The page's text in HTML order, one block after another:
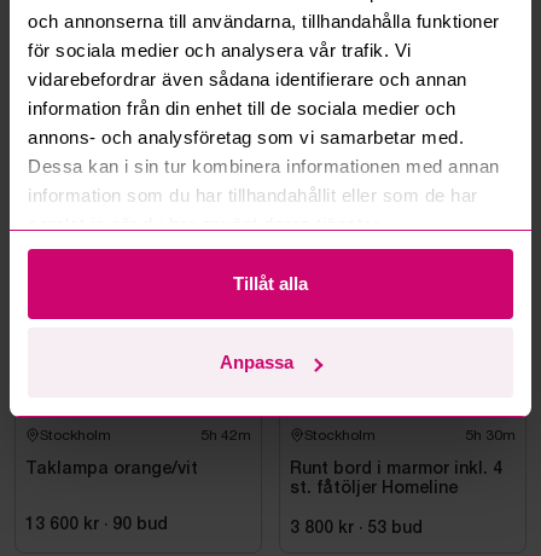
och annonserna till användarna, tillhandahålla funktioner
för sociala medier och analysera vår trafik. Vi
vidarebefordrar även sådana identifierare och annan
information från din enhet till de sociala medier och
annons- och analysföretag som vi samarbetar med.
Dessa kan i sin tur kombinera informationen med annan
information som du har tillhandahållit eller som de har
Tillåt alla
Anpassa
Kan ni frakta mina vunna objekt?
Läs fler frågor och svar
Mer från samma kategori
Stockholm 5h 42m
Taklampa orange/vit
13 600 kr · 90 bud
Stockholm 5h 30m
Runt bord i marmor inkl. 4
st. fåtöljer Homeline
3 800 kr · 53 bud